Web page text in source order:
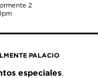
2
PALACIO
especiales.